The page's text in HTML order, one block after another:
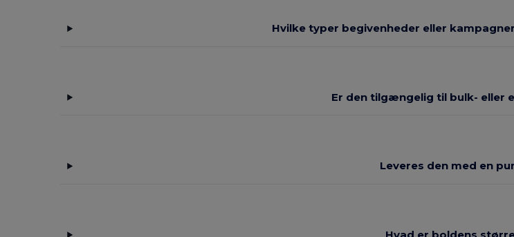
Hvilke typer begivenheder eller
Er den tilgængelig til bulk- eller
Leveres den med en